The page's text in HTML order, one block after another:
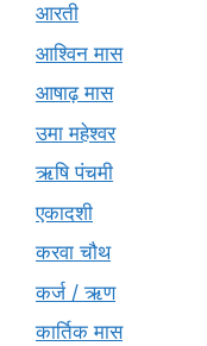
आरती
आश्विन मास
आषाढ़ मास
उमा महेश्वर
ऋषि पंचमी
एकादशी
करवा चौथ
कर्ज / ऋण
कार्तिक मास